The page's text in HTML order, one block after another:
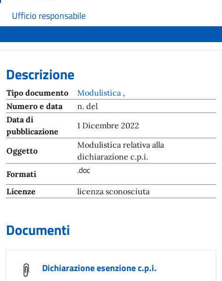
Ufficio responsabile
Descrizione
Tipo documento Modulistica ,
Numero e data
n. del
Data di
pubblicazione
1 Dicembre 2022
Oggetto
Modulistica relativa alla
dichiarazione c.p.i.
Formati
.doc
Licenze licenza sconosciuta
Documenti
Dichiarazione esenzione c.p.i.